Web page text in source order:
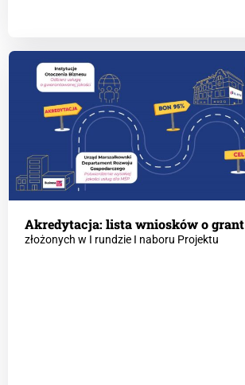
Akredytacja: lista wniosków o grant
złożonych w I rundzie I naboru Projektu